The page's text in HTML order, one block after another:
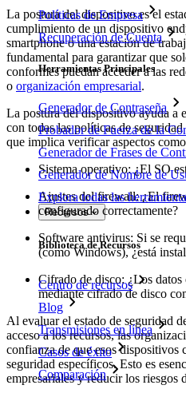
Políticas de Empresa
Recuperación de Cuenta
Herramientas Principales
Generador de Contraseña
Probador de Fuerza de la
Generador de Frases de
Generador de Nombre de
Explora todas las
Recursos
Biblioteca de Recursos
Centro de recursos
Blog
Transmisiones en línea
Casos de éxito
Comparación
La postura del dispositivo es el
cumplimiento de un dispositivo
smartphone o una estación de
fundamental para garantizar que
conformes puedan acceder a las
o organización empresarial.
La postura del dispositivo ayuda a
con todas las políticas de
que implica verificar aspectos
Sistema operativo: ¿El SO
Ajustes del firewall: ¿El
configurado correctamente?
Software antivirus: Si se
(como Windows), ¿está
Cifrado de disco: ¿Los
mediante cifrado de disco
Al evaluar el estado de seguridad
acceso a los recursos, las
confianza de que esos dispositivos
seguridad específicos. Esto es
empresariales y reducir los riesgos